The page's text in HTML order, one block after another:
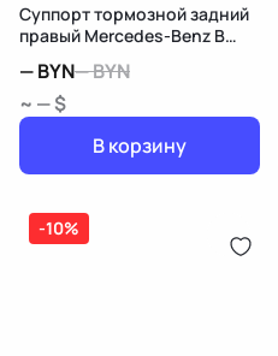
Суппорт тормозной задний
правый Mercedes-Benz B
—BYN—BYN
~ — $
В корзину
-10%